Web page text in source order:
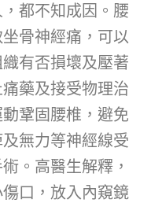
都不知成因。腰
骨神經痛，可以
有否損壞及壓著
藥及接受物理治
鞏固腰椎，避免
無力等神經線受
。高醫生解釋，
口，放入內窺鏡